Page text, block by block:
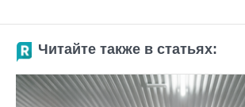
Читайте также в статьях: